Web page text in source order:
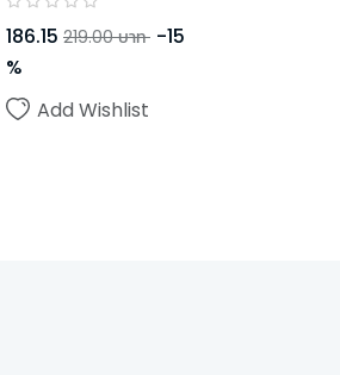
186.15 219.00 บาท -15
%
Add Wishlist